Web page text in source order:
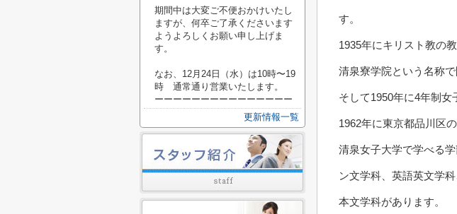
す。
1935年にキリスト教の
清泉寮学院という名称で
そして1950年に4年制女
1962年に東京都品川区
清泉女子大学で学べる
ン文学科、英語英文学
本文学科があります。
期間中は大変ご不便おかけいたし
ますが、何卒ご了承くださいます
ようよろしくお願い申し上げま
す。
なお、12月24日（水）は10時〜19
時 通常通り営業いたします。
ーーーーーーーーーーーーーーー
更新情報一覧